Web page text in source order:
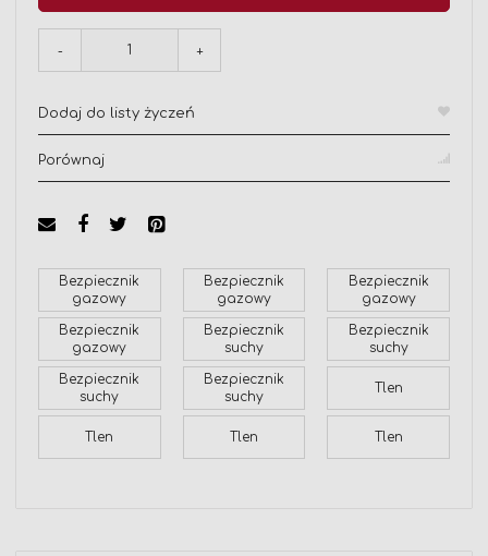
- +
Dodaj do listy życzeń
Porównaj
Bezpiecznik
gazowy
Bezpiecznik
gazowy
Bezpiecznik
gazowy
Bezpiecznik
gazowy
Bezpiecznik
suchy
Bezpiecznik
suchy
Bezpiecznik
suchy
Bezpiecznik
suchy
Tlen
Tlen Tlen Tlen